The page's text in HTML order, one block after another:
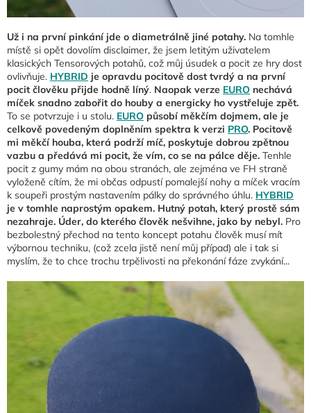
Už i na první pinkání jde o diametrálně jiné potahy. Na tomhle
místě si opět dovolím disclaimer, že jsem letitým uživatelem
klasických Tensorových potahů, což můj úsudek a pocit ze hry dost
ovlivňuje. HYBRID je opravdu pocitově dost tvrdý a na první
pocit člověku přijde hodně líný. Naopak verze EURO nechává
míček snadno zabořit do houby a energicky ho vystřeluje zpět.
To se potvrzuje i u stolu. EURO působí měkčím dojmem, ale je
celkově povedeným doplněním spektra k verzi PRO. Pocitově
mi měkčí houba, která podrží míč, poskytuje dobrou zpětnou
vazbu a předává mi pocit, že vím, co se na pálce děje. Tenhle
pocit z gumy mám na obou stranách, ale zejména ve FH straně
vyloženě cítím, že mi občas odpustí pomalejší nohy a míček vracím
k soupeři prostým nastavením pálky do správného úhlu. HYBRID
je v tomhle naprostým opakem. Hutný potah, který prostě sám
nezahraje. Úder, do kterého člověk nešvihne, jako by nebyl. Pro
bezbolestný přechod na tento koncept potahu člověk musí mít
výbornou techniku, (což zcela jistě není můj případ) ale i tak si
myslím, že to chce trochu trpělivosti na překonání fáze zvykání...